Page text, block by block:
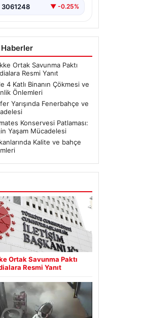
3061248 ▼ -0.25%
Ortak Savunma Paktı
Resmi Yanıt
4 Katlı Binanın Çökmesi ve
Önlemleri
Yarışında Fenerbahçe ve
Konservesi Patlaması:
Yaşam Mücadelesi
Kalite ve bahçe
Ortak Savunma Paktı
Resmi Yanıt